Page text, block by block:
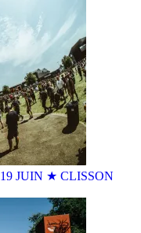
JUIN ★ CLISSON